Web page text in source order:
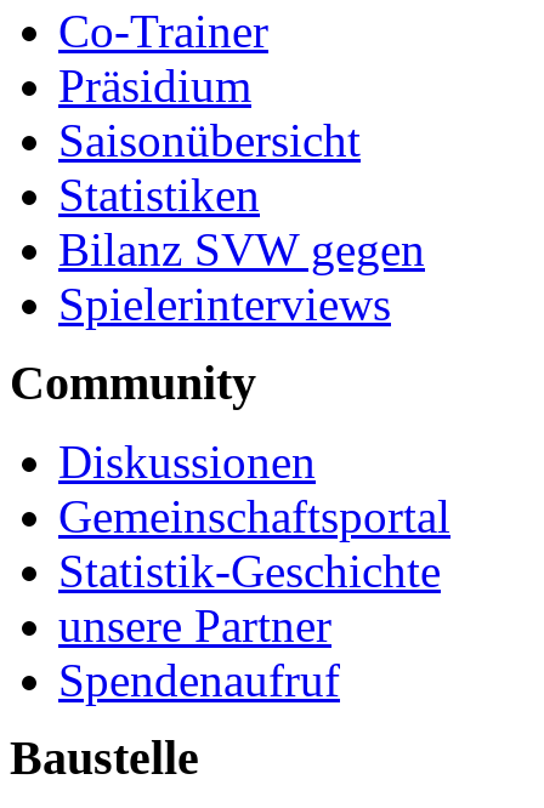
Co-Trainer
Präsidium
Saisonübersicht
Statistiken
Bilanz SVW gegen
Spielerinterviews
Community
Diskussionen
Gemeinschaftsportal
Statistik-Geschichte
unsere Partner
Spendenaufruf
Baustelle